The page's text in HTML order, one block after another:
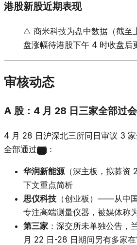
港股新股近期表现
⚠️ 商米科技为盘中数据（截至
盘涨幅待港股下午 4 时收盘后
审核动态
A 股：4 月 28 日三家全部过会
4 月 28 日沪深北三所同日审议 3
全部通过
：
华润新能源 （深主板，拟募
下文重点简析
思仪科技 （创业板）——从中
专注高端测量仪器，被媒体称
第三家 ：深交所未单独公告，
月 22 日-28 日期间另有多家